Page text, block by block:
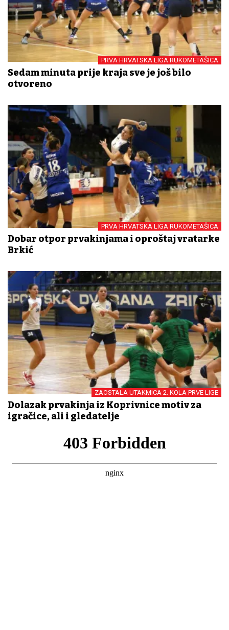
PRVA HRVATSKA LIGA RUKOMETAŠICA
Sedam minuta prije kraja sve je još bilo
otvoreno
PRVA HRVATSKA LIGA RUKOMETAŠICA
Dobar otpor prvakinjama i oproštaj vratarke
Brkić
ZAOSTALA UTAKMICA 2. KOLA PRVE LIGE
Dolazak prvakinja iz Koprivnice motiv za
igračice, ali i gledatelje